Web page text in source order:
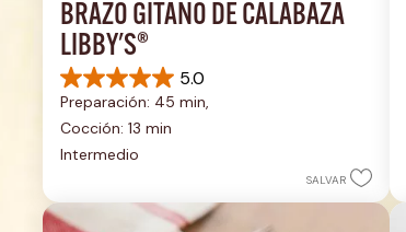
BRAZO GITANO DE CALABAZA
LIBBY'S®
5.0
5.0
de
5
estrellas.
1
Preparación: 45 min,
Cocción: 13 min
Intermedio
SALVAR